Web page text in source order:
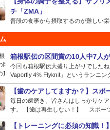
チ「ZMA」
普段の食事から摂取するのが難しい栄
箱根駅伝の区間賞の10人中7人
今回も箱根駅伝大盛り上がりでした
Vaporfly 4% Flyknit」というランニン
【歯のケアしてますか？】ス
毎日の歯磨き。皆さんはしっかりケ
す。 【歯は再生しない！】 スポー
【トレーニングに必須の知識